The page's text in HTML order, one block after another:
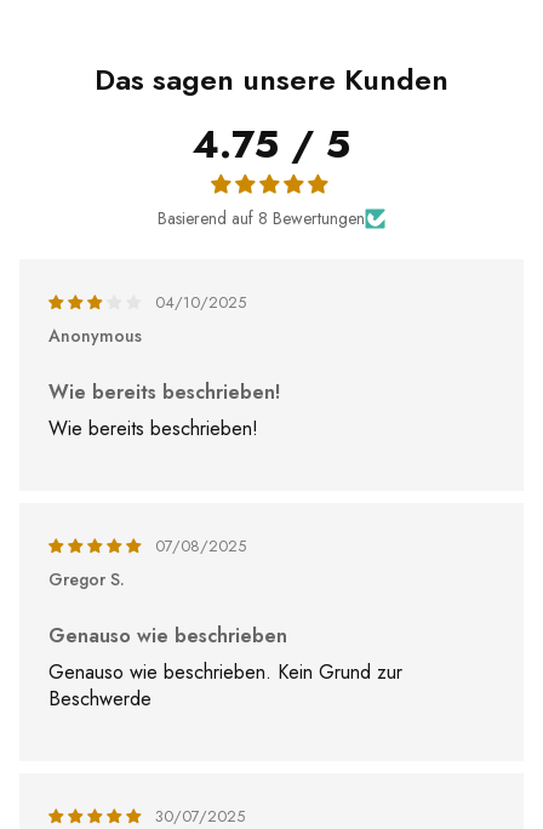
Das sagen unsere Kunden
4.75 / 5
Basierend auf 8 Bewertungen
04/10/2025
Anonymous
Wie bereits beschrieben!
Wie bereits beschrieben!
07/08/2025
Gregor S.
Genauso wie beschrieben
Genauso wie beschrieben. Kein Grund zur
Beschwerde
30/07/2025